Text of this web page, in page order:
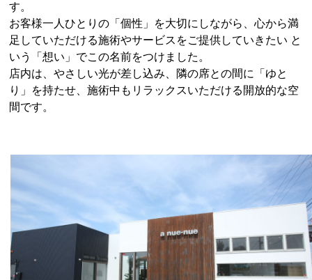
採用情報
ギャラリー
Instagram 公式LINEで求人問合せ
す。
お客様一人ひとりの「個性」を大切にしながら、心から満
足していただける施術やサービスをご提供していきたい と
いう「想い」でこの名前をつけました。
店内は、やさしい光が差し込み、隣の席との間に「ゆと
り」を持たせ、施術中もリラックスいただける開放的な空
間です。